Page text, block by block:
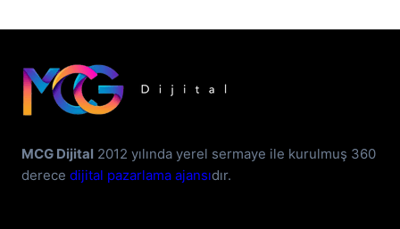
MCG Dijital 2012 yılında yerel sermaye ile kurulmuş 360
derece dijital pazarlama ajansıdır.